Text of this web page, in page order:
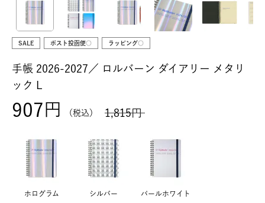
SALE ポスト投函便○ ラッピング○
手帳 2026-2027／ ロルバーン ダイアリー メタリ
ック L
1,815
907 税込
ホログラム シルバー パールホワイト